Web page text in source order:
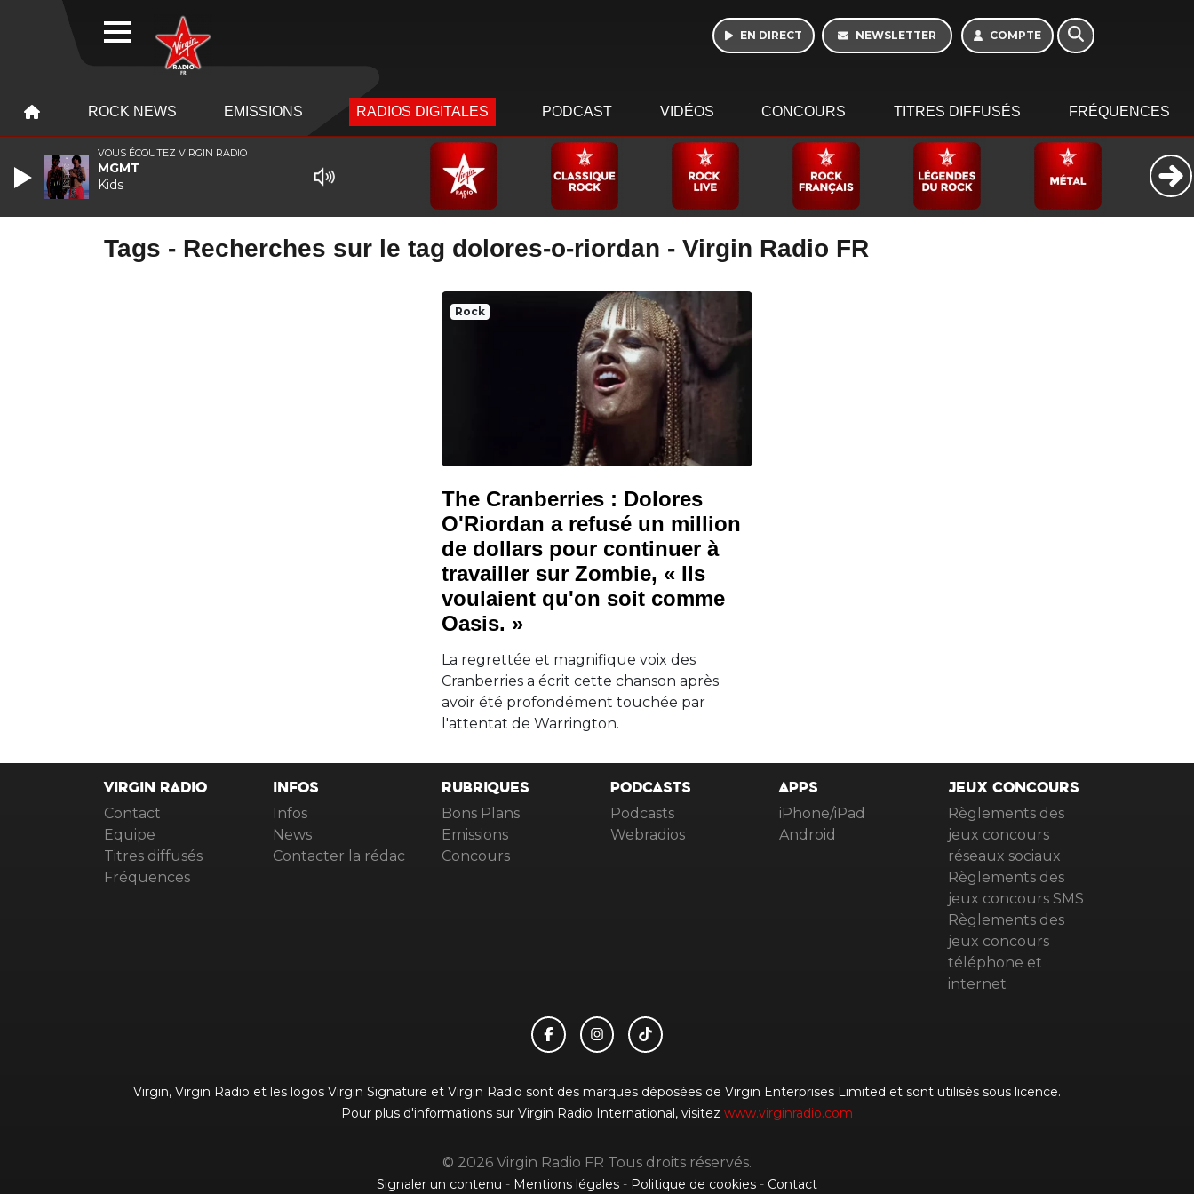
EN DIRECT NEWSLETTER COMPTE
ROCK NEWS EMISSIONS RADIOS DIGITALES PODCAST VIDÉOS CONCOURS TITRES DIFFUSÉS FRÉQUENCES
Tags - Recherches sur le tag dolores-o-riordan - Virgin Radio FR
Rock
The Cranberries : Dolores
O'Riordan a refusé un million
de dollars pour continuer à
travailler sur Zombie, « Ils
voulaient qu'on soit comme
Oasis. »
La regrettée et magnifique voix des
Cranberries a écrit cette chanson après
avoir été profondément touchée par
l'attentat de Warrington.
VIRGIN RADIO
Contact
Equipe
Titres diffusés
Fréquences
INFOS
Infos
News
Contacter la rédac
RUBRIQUES
Bons Plans
Emissions
Concours
PODCASTS
Podcasts
Webradios
APPS
iPhone/iPad
Android
JEUX CONCOURS
Règlements des
jeux concours
réseaux sociaux
Règlements des
jeux concours SMS
Règlements des
jeux concours
téléphone et
internet
Virgin, Virgin Radio et les logos Virgin Signature et Virgin Radio sont des marques déposées de Virgin Enterprises Limited et sont utilisés sous licence.
Pour plus d'informations sur Virgin Radio International, visitez www.virginradio.com
© 2026 Virgin Radio FR Tous droits réservés.
Signaler un contenu - Mentions légales - Politique de cookies - Contact
VOUS ÉCOUTEZ VIRGIN RADIO
MGMT
Kids
WEBRADIO